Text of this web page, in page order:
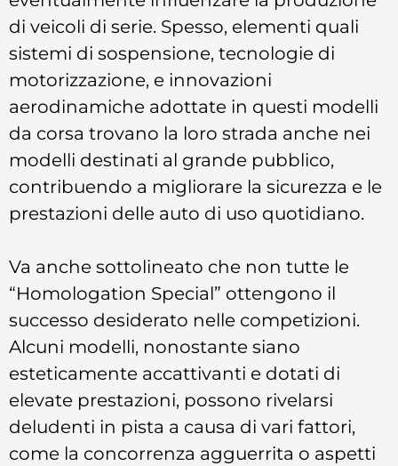
di veicoli di serie. Spesso, elementi quali
sistemi di sospensione, tecnologie di
motorizzazione, e innovazioni
aerodinamiche adottate in questi modelli
da corsa trovano la loro strada anche nei
modelli destinati al grande pubblico,
contribuendo a migliorare la sicurezza e le
prestazioni delle auto di uso quotidiano.
Va anche sottolineato che non tutte le
“Homologation Special” ottengono il
successo desiderato nelle competizioni.
Alcuni modelli, nonostante siano
esteticamente accattivanti e dotati di
elevate prestazioni, possono rivelarsi
deludenti in pista a causa di vari fattori,
come la concorrenza agguerrita o aspetti